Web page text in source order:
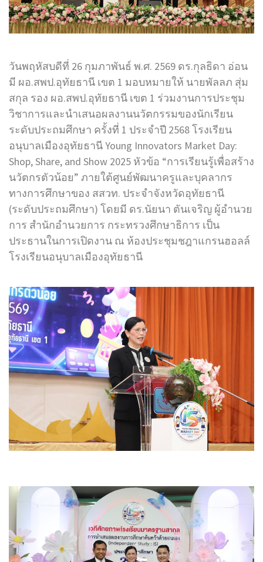
วันพฤหัสบดีที่ 26 กุมภาพันธ์ พ.ศ. 2569 ดร.กุลธิดา อ่อน
มี ผอ.สพป.อุทัยธานี เขต 1 มอบหมายให้ นายพัลลภ สุ่ม
สกุล รอง ผอ.สพป.อุทัยธานี เขต 1 ร่วมงานการประชุม
วิชาการและนำเสนอผลงานนวัตกรรมของนักเรียน
ระดับประถมศึกษา ครั้งที่ 1 ประจำปี 2568 โรงเรียน
อนุบาลเมืองอุทัยธานี Young Innovators Market Day:
Shop, Share, and Show 2025 หัวข้อ “การเรียนรู้เพื่อสร้าง
นวัตกรตัวน้อย” ภายใต้ศูนย์พัฒนาครูและบุคลากร
ทางการศึกษาของ สสวท. ประจำจังหวัดอุทัยธานี
(ระดับประถมศึกษา) โดยมี ดร.นัยนา ตันเจริญ ผู้อำนวย
การ สำนักอำนวยการ กระทรวงศึกษาธิการ เป็น
ประธานในการเปิดงาน ณ ห้องประชุมชฎาแกรนฮอลล์
โรงเรียนอนุบาลเมืองอุทัยธานี